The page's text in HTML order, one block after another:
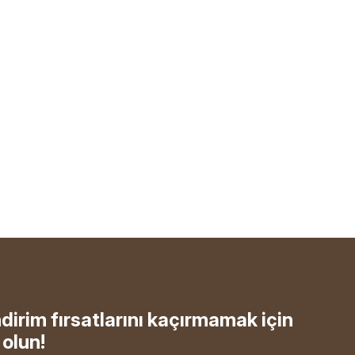
fırsatlarını kaçırmamak için